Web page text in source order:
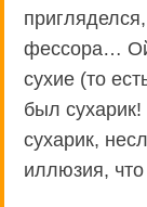
фессора…
сухие (то
был
сухарик,
иллюзия,